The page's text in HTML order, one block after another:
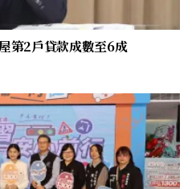
第2戶貸款成數至6成